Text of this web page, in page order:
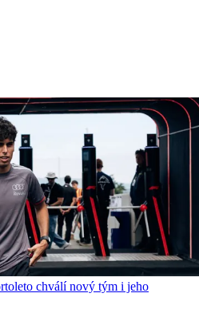
chválí nový tým i jeho